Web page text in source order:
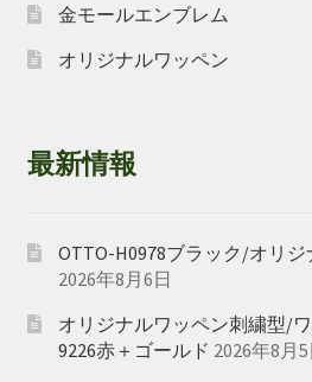
金モールエンブレム
オリジナルワッペン
最新情報
OTTO-H0978ブラック/オリ
2026年8月6日
オリジナルワッペン刺繍型/
9226赤＋ゴールド 2026年8月5